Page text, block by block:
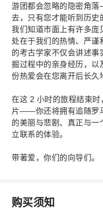
游团都会忽略的隐密角
去，只有您才能听到历史
我们知道市面上有许多庞
处在于我们的热情、严谨
的考古学家不仅会讲述事
掘过程中的亲身经历，以
份热爱会在您离开后长久
在这 2 小时的旅程结束
片——你还将拥有追随罗
的美丽与悲剧、真正与一
立联系的体验。
带著爱，你们的向导们。
购买须知